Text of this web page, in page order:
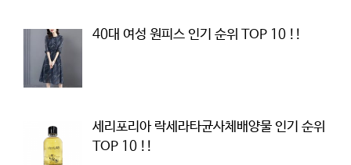
40대 여성 원피스 인기 순위 TOP 10 !!
세리포리아 락세라타균사체배양물 인기 순위
TOP 10 !!